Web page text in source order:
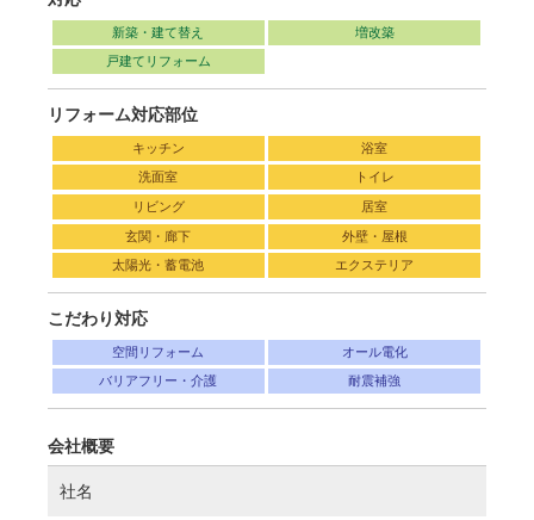
新築・建て替え 増改築
戸建てリフォーム
リフォーム対応部位
キッチン 浴室
洗面室 トイレ
リビング 居室
玄関・廊下 外壁・屋根
太陽光・蓄電池 エクステリア
こだわり対応
空間リフォーム オール電化
バリアフリー・介護 耐震補強
会社概要
社名